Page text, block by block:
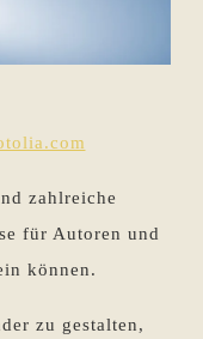
zahlreiche
für Autoren und
können.
zu gestalten,